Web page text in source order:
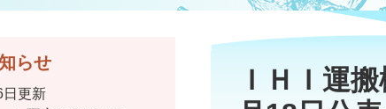
本
ＩＨＩ運
らせ
日更新